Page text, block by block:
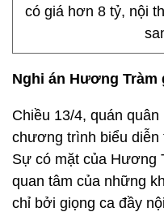
có giá hơn 8 tỷ, nội
Nghi án Hương Tràm
Chiều 13/4, quán quân
chương trình biểu diễn
Sự có mặt của Hương
quan tâm của những
chỉ bởi giọng ca đầy